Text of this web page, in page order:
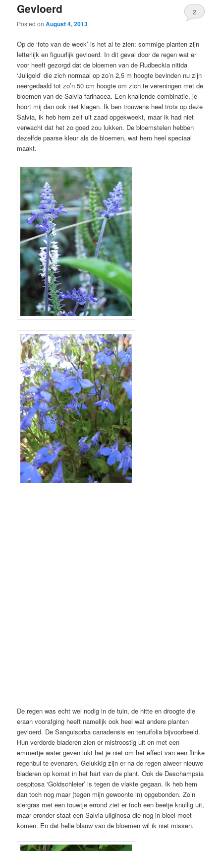
Gevloerd
Posted onAugust 4, 2013
2
Op de ‘foto van de week’ is het al te zien: sommige planten zijn
letterlijk en figuurlijk gevloerd. In dit geval door de regen wat er
voor heeft gezorgd dat de bloemen van de Rudbeckia nitida
‘Juligold’ die zich normaal op zo’n 2,5 m hoogte bevinden nu zijn
neergedaald tot zo’n 50 cm hoogte om zich te vereningen met de
bloemen van de Salvia farinacea. Een knallende combinatie, je
hoort mij dan ook niet klagen. Ik ben trouwens heel trots op deze
Salvia, ik heb hem zelf uit zaad opgekweekt, maar ik had niet
verwacht dat het zo goed zou lukken. De bloemstelen hebben
dezelfde paarse kleur als de bloemen, wat hem heel speciaal
maakt.
De regen was echt wel nodig in de tuin, de hitte en droogte die
eraan voorafging heeft namelijk ook heel wat andere planten
gevloerd. De Sanguisorba canadensis en tenuifolia bijvoorbeeld.
Hun verdorde bladeren zien er mistroostig uit en met een
emmertje water geven lukt het je niet om het effect van een flinke
regenbui te evenaren. Gelukkig zijn er na de regen alweer nieuwe
bladeren op komst in het hart van de plant. Ook de Deschampsia
cespitosa ‘Goldschleier’ is tegen de vlakte gegaan. Ik heb hem
dan toch nog maar (tegen mijn gewoonte in) opgebonden. Zo’n
siergras met een touwtje errond ziet er toch een beetje knullig uit,
maar eronder staat een Salvia uliginosa die nog in bloei moet
komen. En dat helle blauw van de bloemen wil ik niet missen.